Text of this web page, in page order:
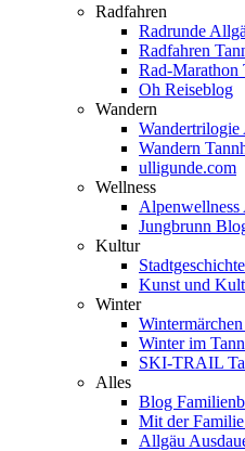
Radfahren
Radrunde
Radfahren
Rad-Marathon
Oh Reiseblog
Wandern
Wandertrilogie
Wandern
ulligunde.com
Wellness
Alpenwellness
Jungbrunn
Kultur
Kunst und
Winter
Winter im
SKI-TRAIL
Alles
Blog
Mit der
Allgäu